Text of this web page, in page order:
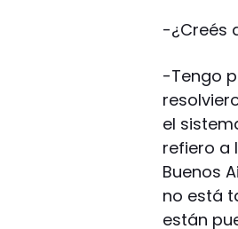
-¿Creés
-Tengo
el
refiero a
Buenos
no está
están